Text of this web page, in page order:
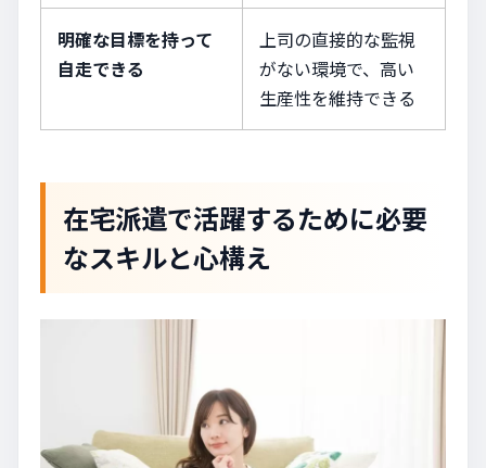
明確な目標を持って
自走できる
上司の直接的な監視
がない環境で、高い
生産性を維持できる
在宅派遣で活躍するために必要
なスキルと心構え